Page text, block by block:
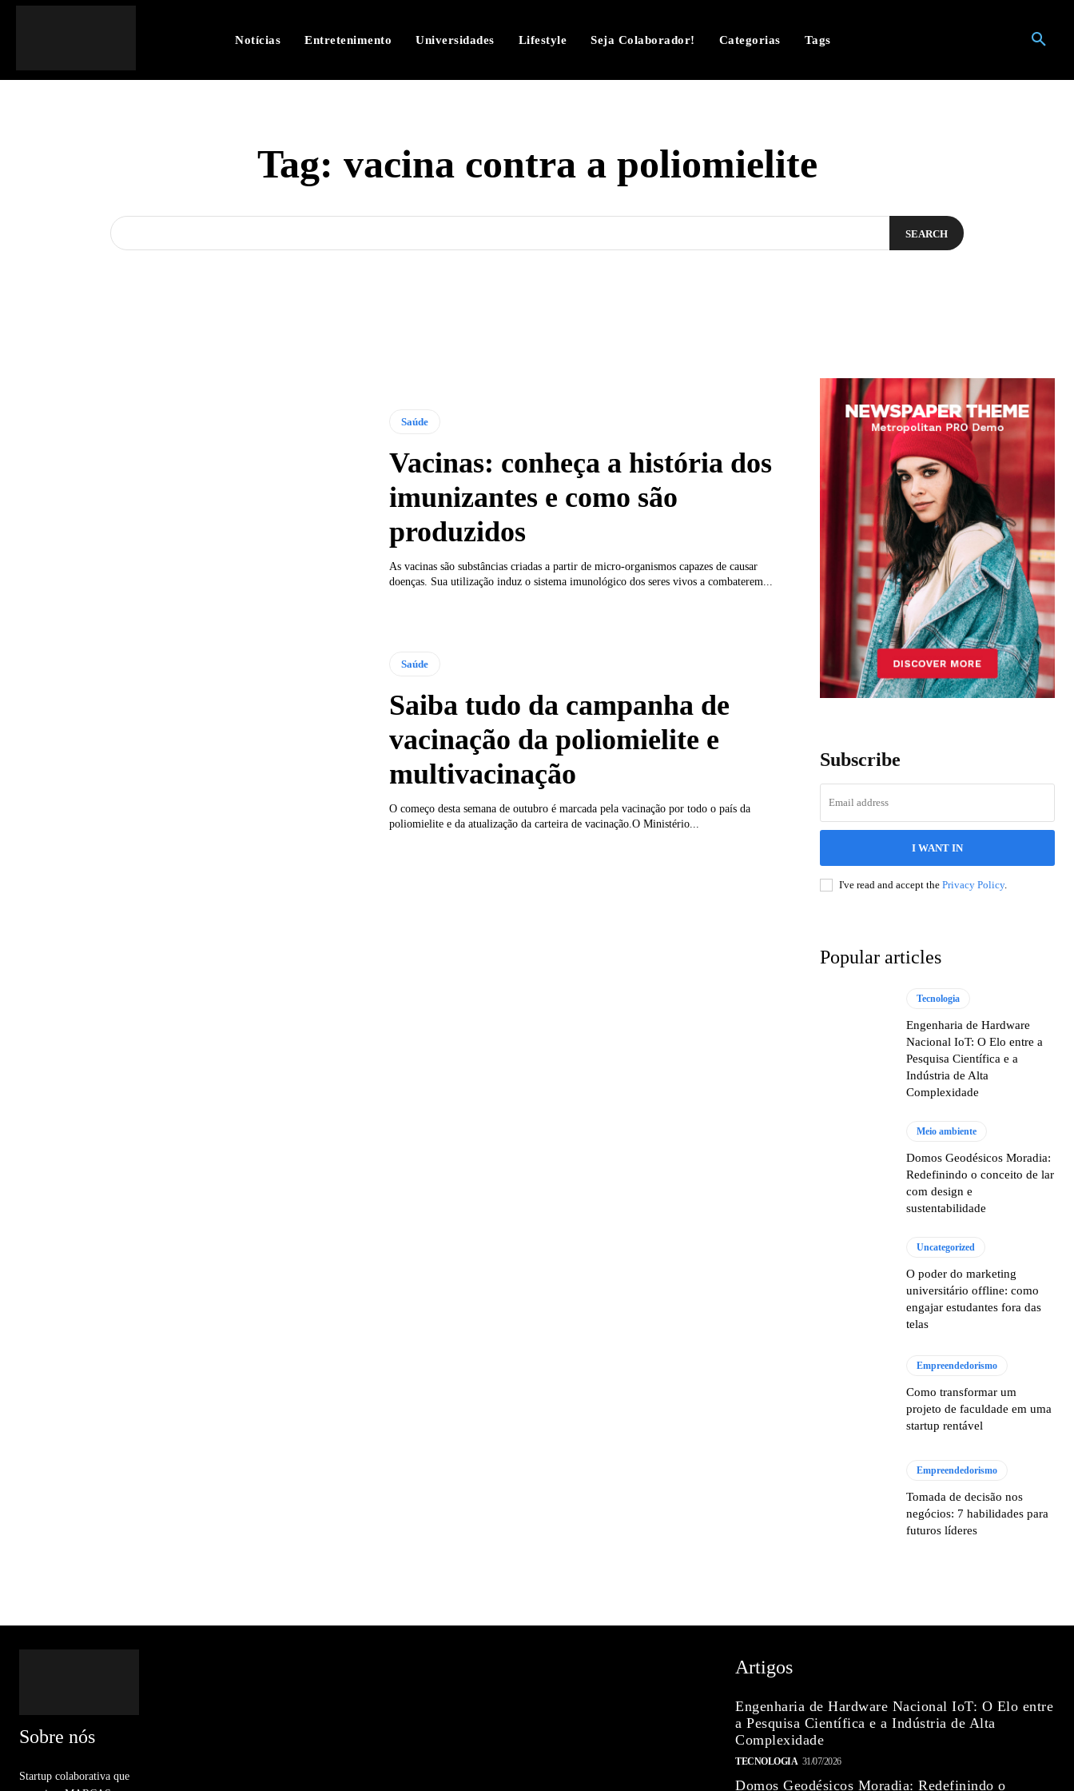
Notícias Entretenimento Universidades Lifestyle Seja Colaborador! Categorias Tags
Tag: vacina contra a poliomielite
SEARCH
Saúde
Vacinas: conheça a história dos
imunizantes e como são
produzidos
As vacinas são substâncias criadas a partir de micro-organismos capazes de causar
doenças. Sua utilização induz o sistema imunológico dos seres vivos a combaterem...
Saúde
Saiba tudo da campanha de
vacinação da poliomielite e
multivacinação
O começo desta semana de outubro é marcada pela vacinação por todo o país da
poliomielite e da atualização da carteira de vacinação.O Ministério...
Subscribe
I WANT IN
I've read and accept the Privacy Policy.
Popular articles
Tecnologia
Engenharia de Hardware
Nacional IoT: O Elo entre a
Pesquisa Científica e a
Indústria de Alta
Complexidade
Meio ambiente
Domos Geodésicos Moradia:
Redefinindo o conceito de lar
com design e
sustentabilidade
Uncategorized
O poder do marketing
universitário offline: como
engajar estudantes fora das
telas
Empreendedorismo
Como transformar um
projeto de faculdade em uma
startup rentável
Empreendedorismo
Tomada de decisão nos
negócios: 7 habilidades para
futuros líderes
Sobre nós
Startup colaborativa que
Artigos
Engenharia de Hardware Nacional IoT: O Elo entre
a Pesquisa Científica e a Indústria de Alta
Complexidade
TECNOLOGIA 31/07/2026
Domos Geodésicos Moradia: Redefinindo o